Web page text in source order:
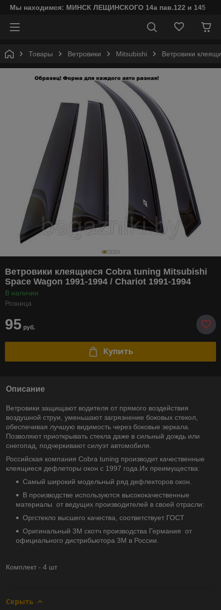
Мы находимся: МИНСК ЛЕЩИНСКОГО 14а пав.122 и 145
Товары Ветровики Mitsubishi Ветровики
Ветровики клеящиеся Cobra tuning Mitsubishi
Space Wagon 1991-1994 / Chariot 1991-1994
В наличии
Розница
95 руб.
Купить
Описание
Ветровики защищают водителя от прямого воздействия
воздушной струи, уменьшают загрязнение боковых стекол,
обеспечивая лучшую видимость через боковые зеркала.
Позволяют приоткрывать стекла даже в сильный дождь или
снегопад, подчеркивают силуэт автомобиля.
Российская компания Cobra tuning производит качественные
клеящиеся дефлеторы окон с 1997 года.Их преимущества:
Самый широкий модельный ряд дефлекторов окон.
В производстве используются высококачественные
материалы от ведущих производителей в своей отрасли:
Оргстекло высшего качества, соответствует ГОСТ
Оригинальный 3М скотч производства Германия от
официального дистрибьютора 3М в России.
Комплект - 4 шт
Скрыть